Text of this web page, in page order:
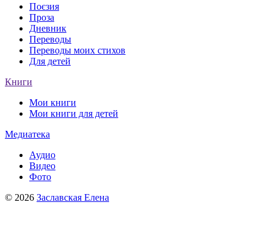
Поєзия
Проза
Дневник
Переводы
Переводы моих стихов
Для детей
Книги
Мои книги
Мои книги для детей
Медиатека
Аудио
Видео
Фото
© 2026 Заславская Елена